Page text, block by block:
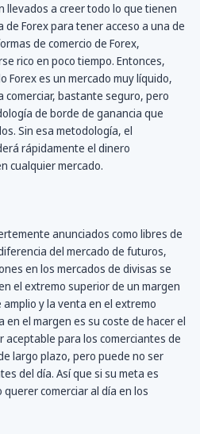
llevados a creer todo lo que tienen
Forex para tener acceso a una de
de comercio de Forex,
rico en poco tiempo. Entonces,
Forex es un mercado muy líquido,
bastante seguro, pero
de borde de ganancia que
Sin esa metodología, el
rápidamente el dinero
cualquier mercado.
anunciados como libres de
del mercado de futuros,
en los mercados de divisas se
el extremo superior de un margen
y la venta en el extremo
el margen es su coste de hacer el
aceptable para los comerciantes de
largo plazo, pero puede no ser
del día. Así que si su meta es
comerciar al día en los